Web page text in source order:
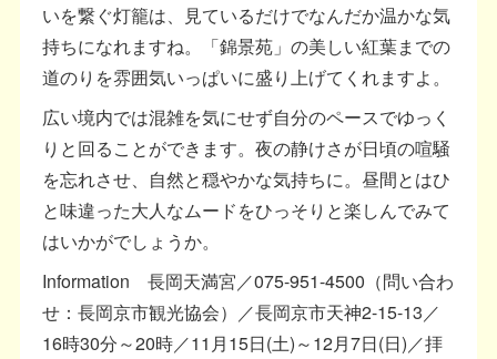
いを繋ぐ灯籠は、見ているだけでなんだか温かな気
持ちになれますね。「錦景苑」の美しい紅葉までの
道のりを雰囲気いっぱいに盛り上げてくれますよ。
広い境内では混雑を気にせず自分のペースでゆっく
りと回ることができます。夜の静けさが日頃の喧騒
を忘れさせ、自然と穏やかな気持ちに。昼間とはひ
と味違った大人なムードをひっそりと楽しんでみて
はいかがでしょうか。
Information 長岡天満宮／075-951-4500（問い合わ
せ：長岡京市観光協会）／長岡京市天神2-15-13／
16時30分～20時／11月15日(土)～12月7日(日)／拝